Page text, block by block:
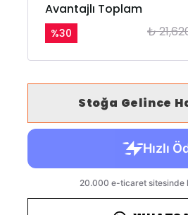
Avantajlı Toplam
%30 ₺
Stoğa Gelince